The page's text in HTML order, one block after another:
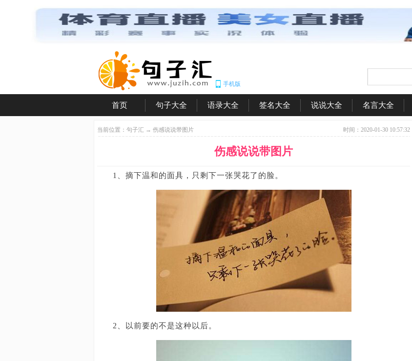
手机版
首页 句子大全 语录大全 签名大全 说说大全 名言大全
时间：2020-01-30 10:57:32
当前位置： 句子汇 → 伤感说说带图片
伤感说说带图片
1、摘下温和的面具，只剩下一张哭花了的脸。
2、以前要的不是这种以后。